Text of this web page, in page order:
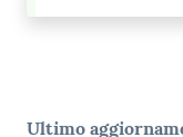
Ultimo